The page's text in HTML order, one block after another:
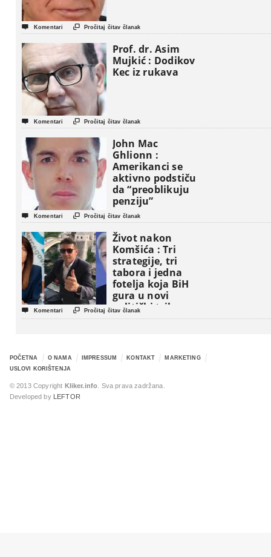
 Komentari  Pročitaj čitav članak
Prof. dr. Asim
Mujkić : Dodikov
Kec iz rukava
 Komentari  Pročitaj čitav članak
John Mac
Ghlionn :
Amerikanci se
aktivno podstiču
da “preoblikuju
penziju”
 Komentari  Pročitaj čitav članak
Život nakon
Komšića : Tri
strategije, tri
tabora i jedna
fotelja koja BiH
gura u novi
politički triler
 Komentari  Pročitaj čitav članak
POČETNA O NAMA IMPRESSUM KONTAKT
MARKETING
USLOVI KORIŠTENJA
© 2013 Copyright Kliker.info . Sva prava zadržana.
Developed by
LEFTOR